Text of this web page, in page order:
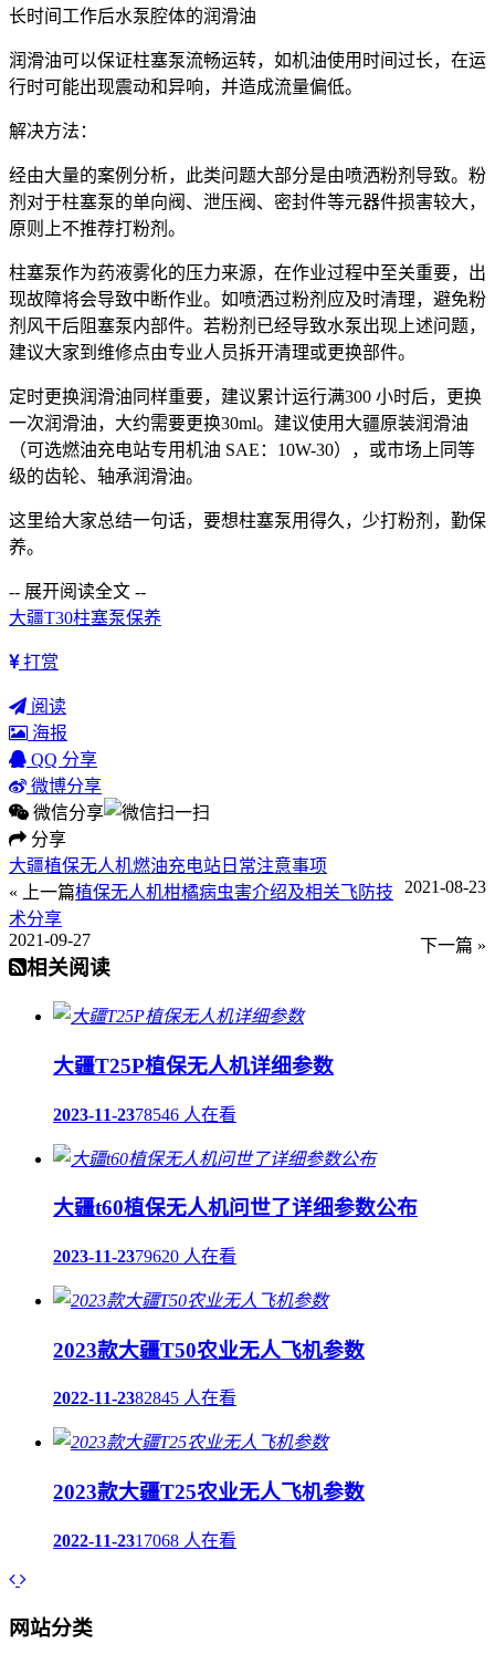
长时间工作后水泵腔体的润滑油
润滑油可以保证柱塞泵流畅运转，如机油使用时间过长，在运
行时可能出现震动和异响，并造成流量偏低。
解决方法：
经由大量的案例分析，此类问题大部分是由喷洒粉剂导致。粉
剂对于柱塞泵的单向阀、泄压阀、密封件等元器件损害较大，
原则上不推荐打粉剂。
柱塞泵作为药液雾化的压力来源，在作业过程中至关重要，出
现故障将会导致中断作业。如喷洒过粉剂应及时清理，避免粉
剂风干后阻塞泵内部件。若粉剂已经导致水泵出现上述问题，
建议大家到维修点由专业人员拆开清理或更换部件。
定时更换润滑油同样重要，建议累计运行满300 小时后，更换
一次润滑油，大约需要更换30ml。建议使用大疆原装润滑油
（可选燃油充电站专用机油 SAE：10W-30），或市场上同等
级的齿轮、轴承润滑油。
这里给大家总结一句话，要想柱塞泵用得久，少打粉剂，勤保
养。
-- 展开阅读全文 --
大疆T30柱塞泵保养
打赏
阅读
海报
QQ 分享
微博分享
微信分享
分享
大疆植保无人机燃油充电站日常注意事项
« 上一篇
2021-08-23
植保无人机柑橘病虫害介绍及相关飞防技
术分享
下一篇 »
2021-09-27
相关阅读
大疆T25P植保无人机详细参数
2023-11-2378546 人在看
大疆t60植保无人机问世了详细参数公布
2023-11-2379620 人在看
2023款大疆T50农业无人飞机参数
2022-11-2382845 人在看
2023款大疆T25农业无人飞机参数
2022-11-2317068 人在看
网站分类